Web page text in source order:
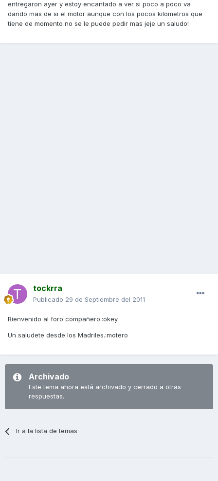
entregaron ayer y estoy encantado a ver si poco a poco va
dando mas de si el motor aunque con los pocos kilometros que
tiene de momento no se le puede pedir mas jeje un saludo!
tockrra
Publicado 29 de Septiembre del 2011
Bienvenido al foro compañero.:okey
Un saludete desde los Madriles.:motero
Archivado
Este tema ahora está archivado y cerrado a otras
respuestas.
Ir a la lista de temas